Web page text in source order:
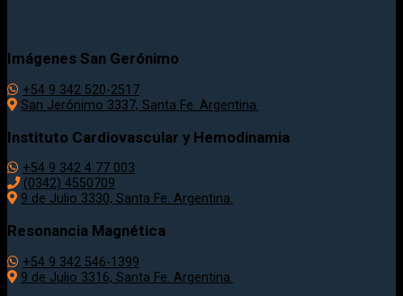
Imágenes San Gerónimo
+54 9 342 520-2517
San Jerónimo 3337, Santa Fe. Argentina.
Instituto Cardiovascular y Hemodinamia
+54 9 342 4 77 003
(0342) 4550709
9 de Julio 3330, Santa Fe. Argentina.
Resonancia Magnética
+54 9 342 546-1399
9 de Julio 3316, Santa Fe. Argentina.